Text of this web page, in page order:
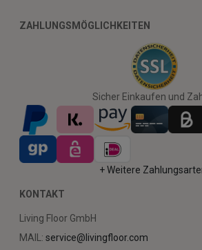
ZAHLUNGSMÖGLICHKEITEN
Sicher Einkaufen und
+ Weitere
KONTAKT
Living Floor GmbH
MAIL: service@livingfloor.com